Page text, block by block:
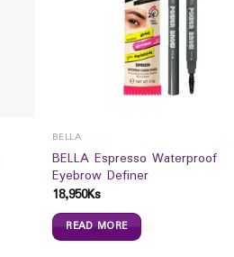
BELLA
BELLA Espresso Waterproof
Eyebrow Definer
18,950Ks
READ MORE